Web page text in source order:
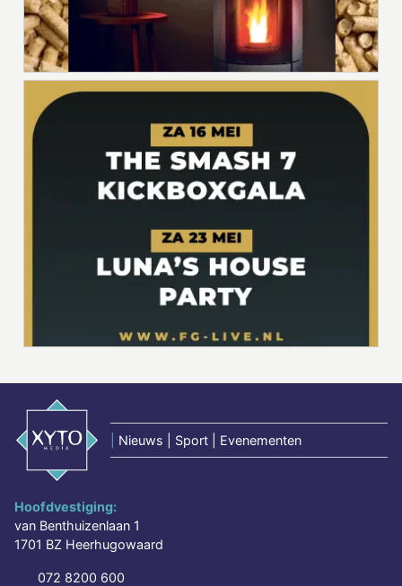
Nieuws | Sport | Evenementen
Hoofdvestiging:
van Benthuizenlaan 1
1701 BZ Heerhugowaard
072 8200 600